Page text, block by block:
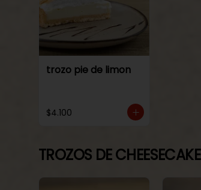
trozo pie de limon
$4.100
TROZOS DE CHEESECAKE